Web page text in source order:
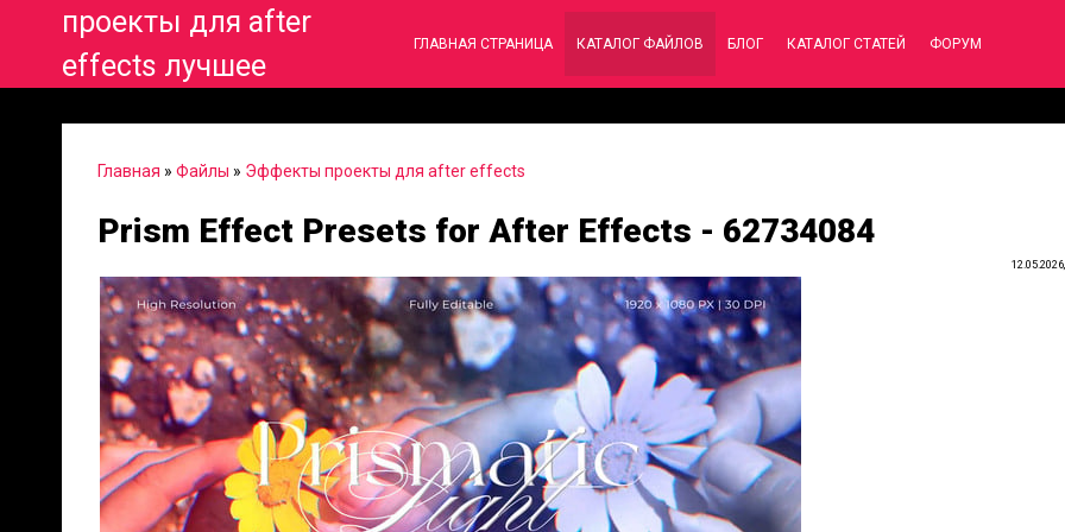
проекты для after
effects лучшее
ГЛАВНАЯ СТРАНИЦА КАТАЛОГ ФАЙЛОВ БЛОГ КАТАЛОГ СТАТЕЙ ФОРУМ
Главная » Файлы » Эффекты проекты для after effects
Prism Effect Presets for After Effects - 62734084